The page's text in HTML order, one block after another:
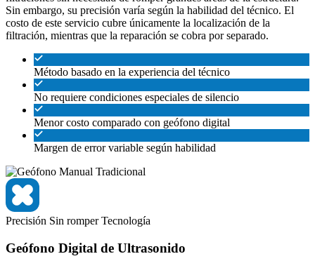
Sin embargo, su precisión varía según la habilidad del técnico. El
costo de este servicio cubre únicamente la localización de la
filtración, mientras que la reparación se cobra por separado.
Método basado en la experiencia del técnico
No requiere condiciones especiales de silencio
Menor costo comparado con geófono digital
Margen de error variable según habilidad
Precisión Sin romperTecnología
Geófono Digital de Ultrasonido